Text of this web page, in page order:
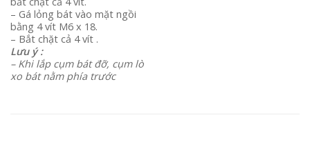
– Gá lỏng bát vào mặt ngồi
bằng 4 vít M6 x 18.
– Bắt chặt cả 4 vít .
Lưu ý :
– Khi lắp cụm bát đỡ, cụm lò
xo bát nằm phía trước